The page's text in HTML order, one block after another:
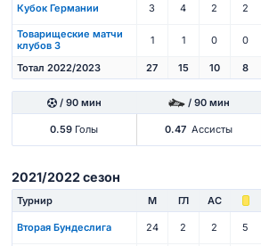
Кубок Германии 3 4 2 2
Товарищеские матчи
клубов 3
1 1 0 0
Тотал 2022/2023 27 15 10 8
/ 90 мин / 90 мин
0.59 Голы 0.47 Ассисты
2021/2022 сезон
Турнир М ГЛ АС
Вторая Бундеслига 24 2 2 5